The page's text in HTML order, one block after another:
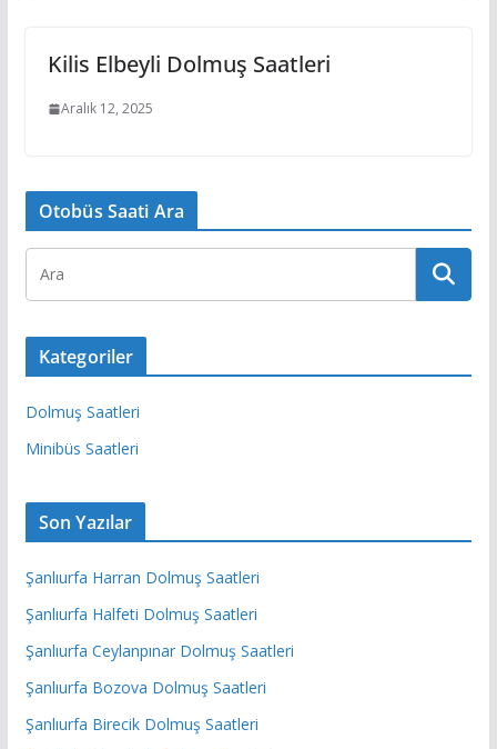
Kilis Elbeyli Dolmuş Saatleri
Aralık 12, 2025
Otobüs Saati Ara
Kategoriler
Dolmuş Saatleri
Minibüs Saatleri
Son Yazılar
Şanlıurfa Harran Dolmuş Saatleri
Şanlıurfa Halfeti Dolmuş Saatleri
Şanlıurfa Ceylanpınar Dolmuş Saatleri
Şanlıurfa Bozova Dolmuş Saatleri
Şanlıurfa Birecik Dolmuş Saatleri